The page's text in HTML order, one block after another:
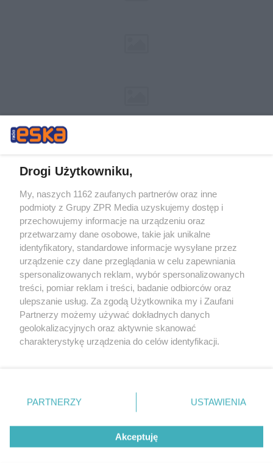
Żaden utwór zamieszczony w serwisie nie może być powielany i
rozpowszechniany lub dalej rozpowszechniany w jakikolwiek sposób (w
tym także elektroniczny lub mechaniczny) na jakimkolwiek polu
eksploatacji w jakiejkolwiek formie, włącznie z umieszczaniem w
Internecie bez pisemnej zgody właściciela praw. Jakiekolwiek użycie lub
wykorzystanie utworów w całości lub w części z naruszeniem prawa,
tzn. bez właściwej zgody, jest zabronione pod groźbą kary i może być
ścigane prawnie.
© 2026 Grupa ZPR Media
Drogi Użytkowniku,
My, naszych 1162 zaufanych partnerów oraz inne
podmioty z Grupy ZPR Media uzyskujemy dostęp i
przechowujemy informacje na urządzeniu oraz
przetwarzamy dane osobowe, takie jak unikalne
identyfikatory, standardowe informacje wysyłane przez
urządzenie czy dane przeglądania w celu zapewniania
spersonalizowanych reklam, wybór spersonalizowanych
treści, pomiar reklam i treści, badanie odbiorców oraz
ulepszanie usług. Za zgodą Użytkownika my i Zaufani
Partnerzy możemy używać dokładnych danych
geolokalizacyjnych oraz aktywnie skanować
charakterystykę urządzenia do celów identyfikacji.
zmienić/wycofać klikając przycisk ustawień prywatności
znajdujący się w lewym dolnym rogu strony
rodzaje przetwarzania danych nie wymagają zgody
użytkownika, ale masz prawo sprzeciwić się takiemu
przetwarzaniu. Preferencje będą miały zastosowanie tylko
PARTNERZY USTAWIENIA
Akceptuję